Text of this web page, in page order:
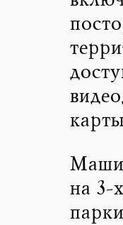
на 3-